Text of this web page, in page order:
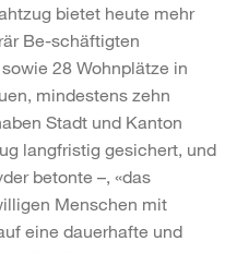
bietet heute mehr
Be-schäftigten
28 Wohnplätze in
mindestens zehn
Stadt und Kanton
langfristig gesichert, und
betonte –, «das
Menschen mit
eine dauerhafte und